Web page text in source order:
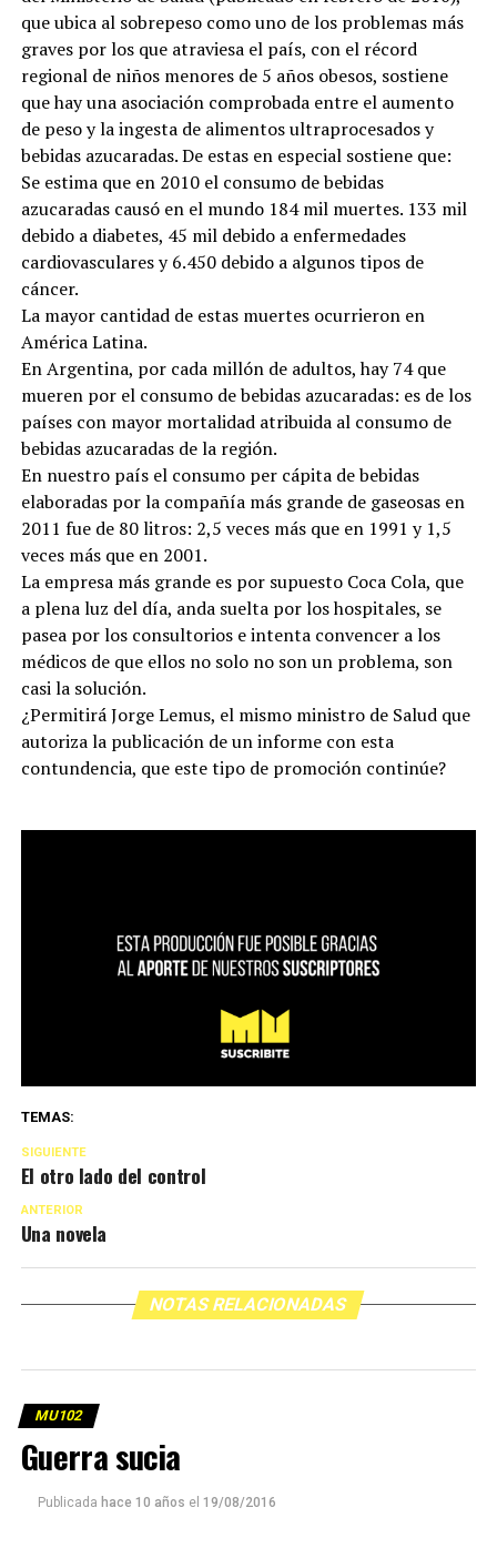
que ubica al sobrepeso como uno de los problemas más
graves por los que atraviesa el país, con el récord
regional de niños menores de 5 años obesos, sostiene
que hay una asociación comprobada entre el aumento
de peso y la ingesta de alimentos ultraprocesados y
bebidas azucaradas. De estas en especial sostiene que:
Se estima que en 2010 el consumo de bebidas
azucaradas causó en el mundo 184 mil muertes. 133 mil
debido a diabetes, 45 mil debido a enfermedades
cardiovasculares y 6.450 debido a algunos tipos de
cáncer.
La mayor cantidad de estas muertes ocurrieron en
América Latina.
En Argentina, por cada millón de adultos, hay 74 que
mueren por el consumo de bebidas azucaradas: es de los
países con mayor mortalidad atribuida al consumo de
bebidas azucaradas de la región.
En nuestro país el consumo per cápita de bebidas
elaboradas por la compañía más grande de gaseosas en
2011 fue de 80 litros: 2,5 veces más que en 1991 y 1,5
veces más que en 2001.
La empresa más grande es por supuesto Coca Cola, que
a plena luz del día, anda suelta por los hospitales, se
pasea por los consultorios e intenta convencer a los
médicos de que ellos no solo no son un problema, son
casi la solución.
¿Permitirá Jorge Lemus, el mismo ministro de Salud que
autoriza la publicación de un informe con esta
contundencia, que este tipo de promoción continúe?
TEMAS:
SIGUIENTE
El otro lado del control
ANTERIOR
Una novela
NOTAS RELACIONADAS
MU102
Guerra sucia
Publicada hace 10 años el 19/08/2016